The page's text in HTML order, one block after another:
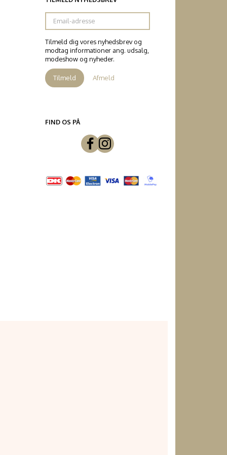
Email-
adresse
Tilmeld dig vores nyhedsbrev og
modtag informationer ang. udsalg,
modeshow og nyheder.
Tilmeld Afmeld
FIND OS PÅ